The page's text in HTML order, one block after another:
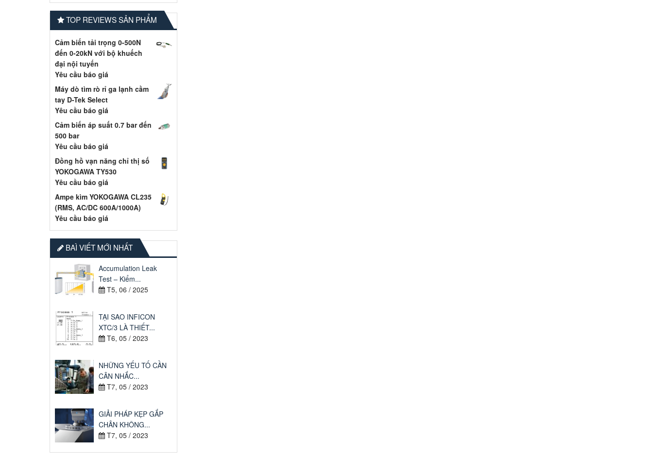
TOP REVIEWS SẢN PHẨM
Cảm biến tải trọng 0-500N
đến 0-20kN với bộ khuếch
đại nội tuyến
Yêu cầu báo giá
Máy dò tìm rò rỉ ga lạnh cầm
tay D-Tek Select
Yêu cầu báo giá
Cảm biến áp suất 0.7 bar đến
500 bar
Yêu cầu báo giá
Đồng hồ vạn năng chỉ thị số
YOKOGAWA TY530
Yêu cầu báo giá
Ampe kìm YOKOGAWA CL235
(RMS, AC/DC 600A/1000A)
Yêu cầu báo giá
BAÌ VIẾT MỚI NHẤT
Accumulation Leak
Test – Kiểm...
T5, 06 / 2025
TẠI SAO INFICON
XTC/3 LÀ THIẾT...
T6, 05 / 2023
NHỮNG YẾU TỐ CẦN
CÂN NHẮC...
T7, 05 / 2023
GIẢI PHÁP KẸP GẮP
CHÂN KHÔNG...
T7, 05 / 2023